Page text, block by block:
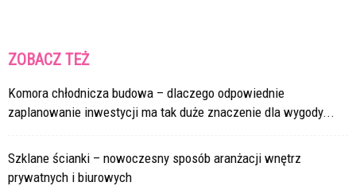
ZOBACZ TEŻ
Komora chłodnicza budowa – dlaczego odpowiednie
zaplanowanie inwestycji ma tak duże znaczenie dla wygody...
Szklane ścianki – nowoczesny sposób aranżacji wnętrz
prywatnych i biurowych